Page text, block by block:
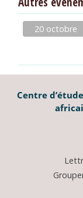
20 octobre
Centre